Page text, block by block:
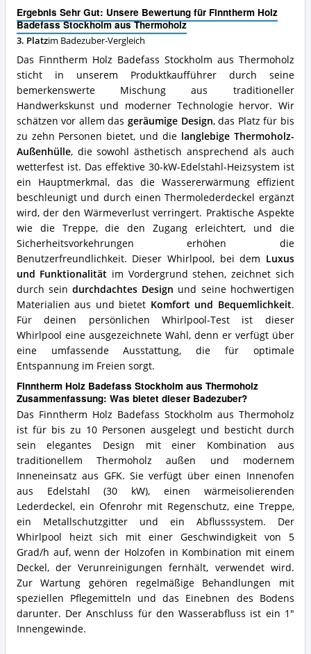
Ergebnis Sehr Gut: Unsere Bewertung für Finntherm Holz
Badefass Stockholm aus Thermoholz
3. Platzim Badezuber-Vergleich
Das Finntherm Holz Badefass Stockholm aus Thermoholz
sticht in unserem Produktkaufführer durch seine
bemerkenswerte Mischung aus traditioneller
Handwerkskunst und moderner Technologie hervor. Wir
schätzen vor allem das geräumige Design, das Platz für bis
zu zehn Personen bietet, und die langlebige Thermoholz-
Außenhülle, die sowohl ästhetisch ansprechend als auch
wetterfest ist. Das effektive 30-kW-Edelstahl-Heizsystem ist
ein Hauptmerkmal, das die Wassererwärmung effizient
beschleunigt und durch einen Thermolederdeckel ergänzt
wird, der den Wärmeverlust verringert. Praktische Aspekte
wie die Treppe, die den Zugang erleichtert, und die
Sicherheitsvorkehrungen erhöhen die
Benutzerfreundlichkeit. Dieser Whirlpool, bei dem Luxus
und Funktionalität im Vordergrund stehen, zeichnet sich
durch seindurchdachtes Design und seine hochwertigen
Materialien aus und bietet Komfort und Bequemlichkeit.
Für deinen persönlichen Whirlpool-Test ist dieser
Whirlpool eine ausgezeichnete Wahl, denn er verfügt über
eine umfassende Ausstattung, die für optimale
Entspannung im Freien sorgt.
Finntherm Holz Badefass Stockholm aus Thermoholz
Zusammenfassung: Was bietet dieser Badezuber?
Das Finntherm Holz Badefass Stockholm aus Thermoholz
ist für bis zu 10 Personen ausgelegt und besticht durch
sein elegantes Design mit einer Kombination aus
traditionellem Thermoholz außen und modernem
Inneneinsatz aus GFK. Sie verfügt über einen Innenofen
aus Edelstahl (30 kW), einen wärmeisolierenden
Lederdeckel, ein Ofenrohr mit Regenschutz, eine Treppe,
ein Metallschutzgitter und ein Abflusssystem. Der
Whirlpool heizt sich mit einer Geschwindigkeit von 5
Grad/h auf, wenn der Holzofen in Kombination mit einem
Deckel, der Verunreinigungen fernhält, verwendet wird.
Zur Wartung gehören regelmäßige Behandlungen mit
speziellen Pflegemitteln und das Einebnen des Bodens
darunter. Der Anschluss für den Wasserabfluss ist ein 1"
Innengewinde.
aus
Thermoholz
Vorteile:
Was
spricht
für
diesen
Badezuber?